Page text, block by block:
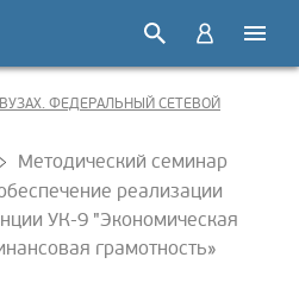
ФЕДЕРАЛЬНЫЙ СЕТЕВОЙ
Методический семинар
реализации
УК-9 "Экономическая
грамотность»